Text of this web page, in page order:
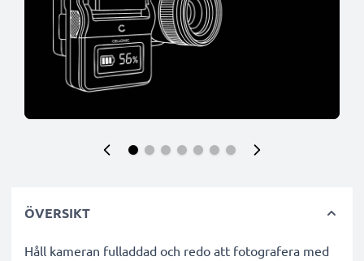
ÖVERSIKT
Håll kameran fulladdad och redo att fotografera med